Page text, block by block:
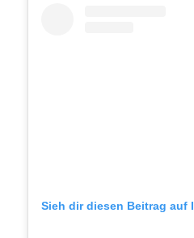
Sieh dir diesen Beitrag auf